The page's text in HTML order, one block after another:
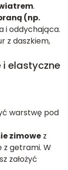
.
(np.
i oddychająca.
z daszkiem,
i elastyczne
warstwę pod
zimowe z
getrami. W
założyć